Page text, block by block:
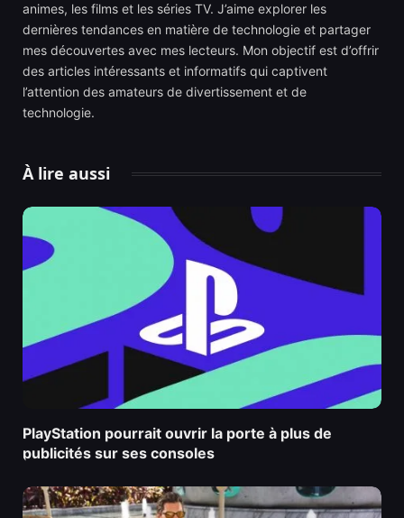
animes, les films et les séries TV. J’aime explorer les
dernières tendances en matière de technologie et partager
mes découvertes avec mes lecteurs. Mon objectif est d’offrir
des articles intéressants et informatifs qui captivent
l’attention des amateurs de divertissement et de
technologie.
À lire aussi
PlayStation pourrait ouvrir la porte à plus de
publicités sur ses consoles